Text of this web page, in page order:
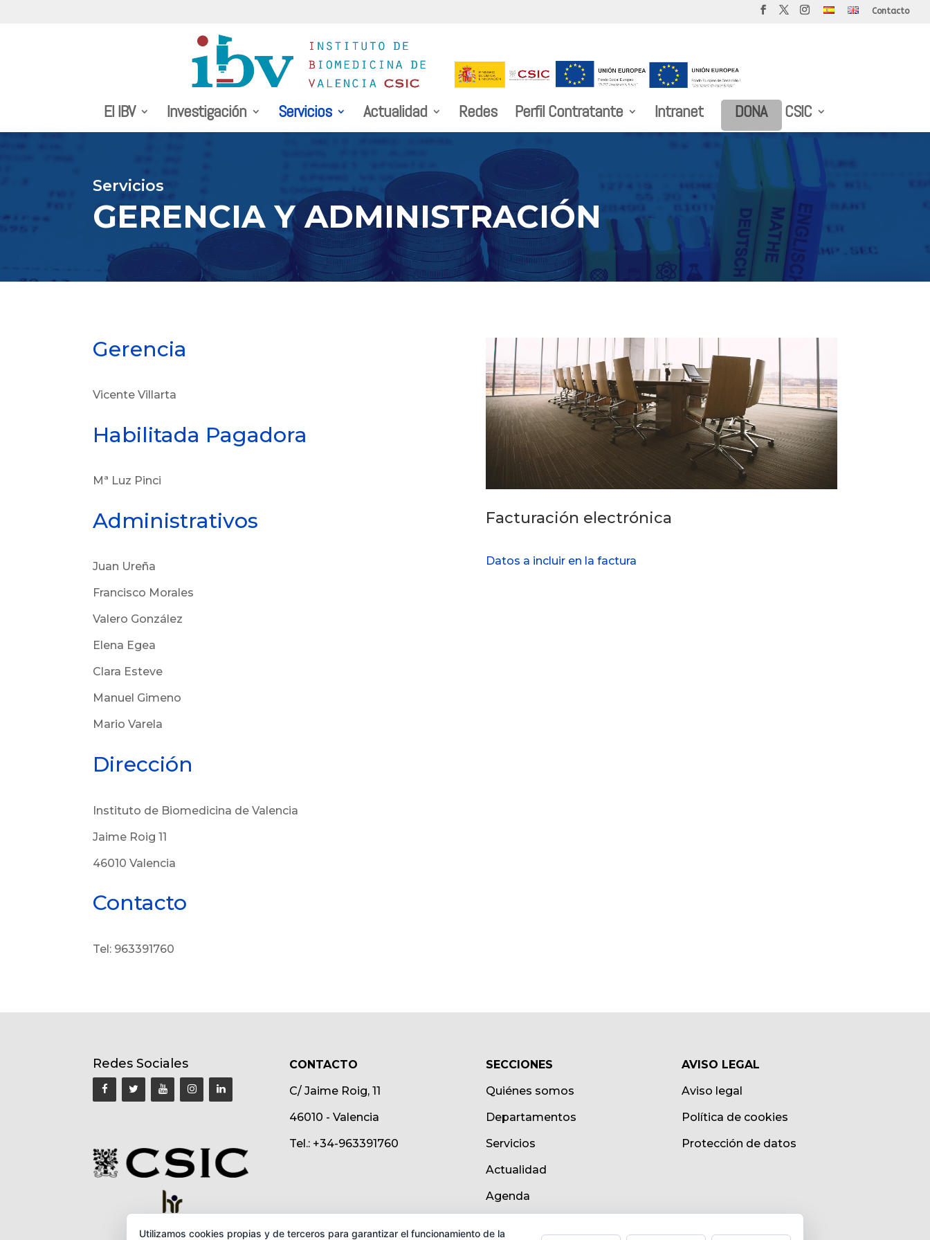
Contacto
El IBV Investigación Servicios Actualidad Redes Perfil Contratante Intranet DONA CSIC
Servicios
GERENCIA Y ADMINISTRACIÓN
Gerencia
Vicente Villarta
Habilitada Pagadora
Mª Luz Pinci
Administrativos
Juan Ureña
Francisco Morales
Valero González
Elena Egea
Clara Esteve
Manuel Gimeno
Mario Varela
Dirección
Instituto de Biomedicina de Valencia
Jaime Roig 11
46010 Valencia
Contacto
Tel: 963391760
Facturación electrónica
Datos a incluir en la factura
Redes Sociales
CONTACTO
C/ Jaime Roig, 11
46010 - Valencia
Tel.: +34-963391760
SECCIONES
Quiénes somos
Departamentos
Servicios
Actualidad
Agenda
AVISO LEGAL
Aviso legal
Política de cookies
Protección de datos
Utilizamos cookies propias y de terceros para garantizar el funcionamiento de la